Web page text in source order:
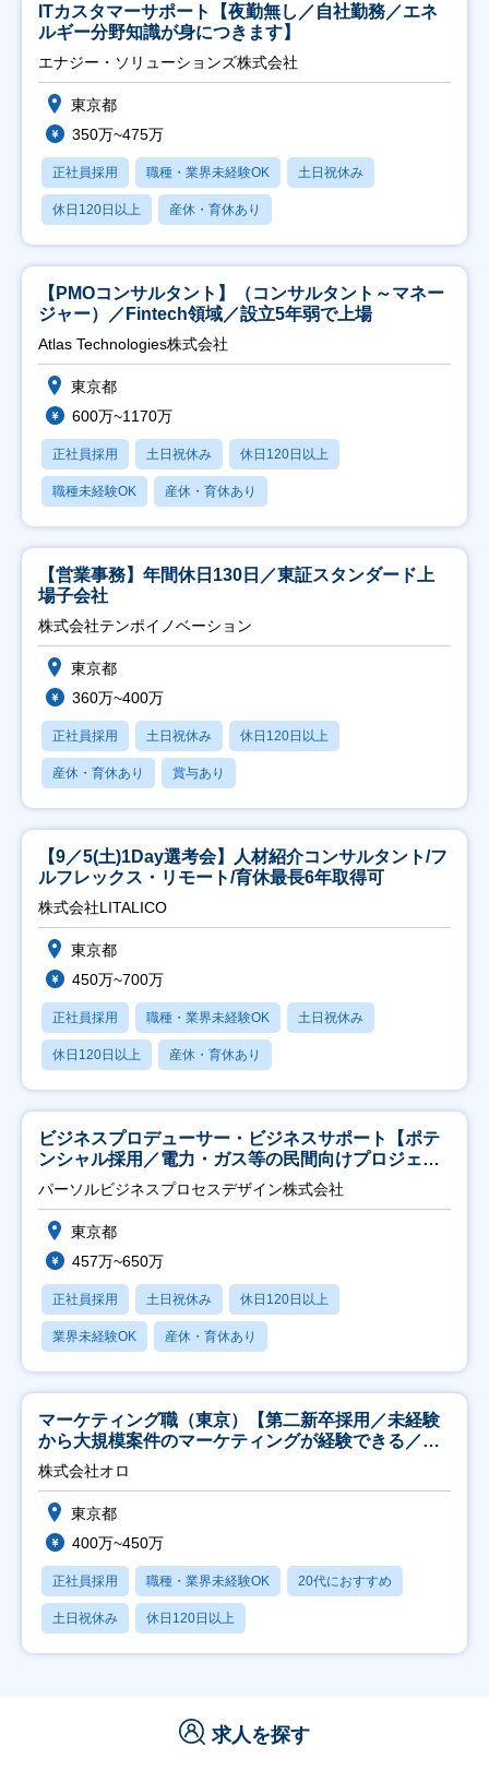
ITカスタマーサポート【夜勤無し／自社勤務／エネ
ルギー分野知識が身につきます】
エナジー・ソリューションズ株式会社
東京都
350万~475万
正社員採用 職種・業界未経験OK 土日祝休み
休日120日以上 産休・育休あり
【PMOコンサルタント】（コンサルタント～マネー
ジャー）／Fintech領域／設立5年弱で上場
Atlas Technologies株式会社
東京都
600万~1170万
正社員採用 土日祝休み 休日120日以上
職種未経験OK 産休・育休あり
【営業事務】年間休日130日／東証スタンダード上
場子会社
株式会社テンポイノベーション
東京都
360万~400万
正社員採用 土日祝休み 休日120日以上
産休・育休あり 賞与あり
【9／5(土)1Day選考会】人材紹介コンサルタント/フ
ルフレックス・リモート/育休最長6年取得可
株式会社LITALICO
東京都
450万~700万
正社員採用 職種・業界未経験OK 土日祝休み
休日120日以上 産休・育休あり
ビジネスプロデューサー・ビジネスサポート【ポテ
ンシャル採用／電力・ガス等の民間向けプロジェク
ト推進】
パーソルビジネスプロセスデザイン株式会社
東京都
457万~650万
正社員採用 土日祝休み 休日120日以上
業界未経験OK 産休・育休あり
マーケティング職（東京）【第二新卒採用／未経験
から大規模案件のマーケティングが経験できる／研
修充実】
株式会社オロ
東京都
400万~450万
正社員採用 職種・業界未経験OK 20代におすすめ
土日祝休み 休日120日以上
求人を探す